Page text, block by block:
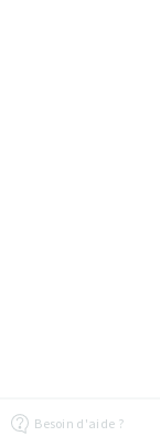
Besoin d'aide ?